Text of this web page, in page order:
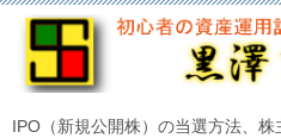
IPO（新規公開株）の当選方法、